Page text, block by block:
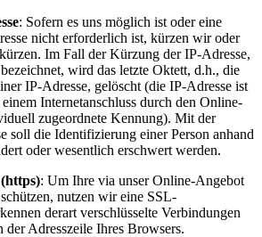
: Sofern es uns möglich ist oder eine
nicht erforderlich ist, kürzen wir oder
Im Fall der Kürzung der IP-Adresse,
wird das letzte Oktett, d.h., die
IP-Adresse, gelöscht (die IP-Adresse ist
Internetanschluss durch den Online-
zugeordnete Kennung). Mit der
soll die Identifizierung einer Person anhand
oder wesentlich erschwert werden.
: Um Ihre via unser Online-Angebot
nutzen wir eine SSL-
derart verschlüsselte Verbindungen
der Adresszeile Ihres Browsers.